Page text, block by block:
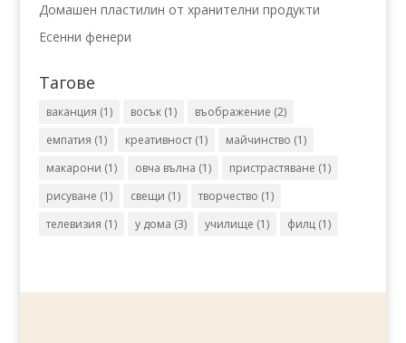
Домашен пластилин от хранителни продукти
Есенни фенери
Тагове
ваканция (1) восък(1) въображение (2)
емпатия (1) креативност(1) майчинство (1)
макарони (1) овча вълна (1) пристрастяване (1)
рисуване (1) свещи (1) творчество (1)
телевизия (1) у дома (3) училище (1) филц(1)